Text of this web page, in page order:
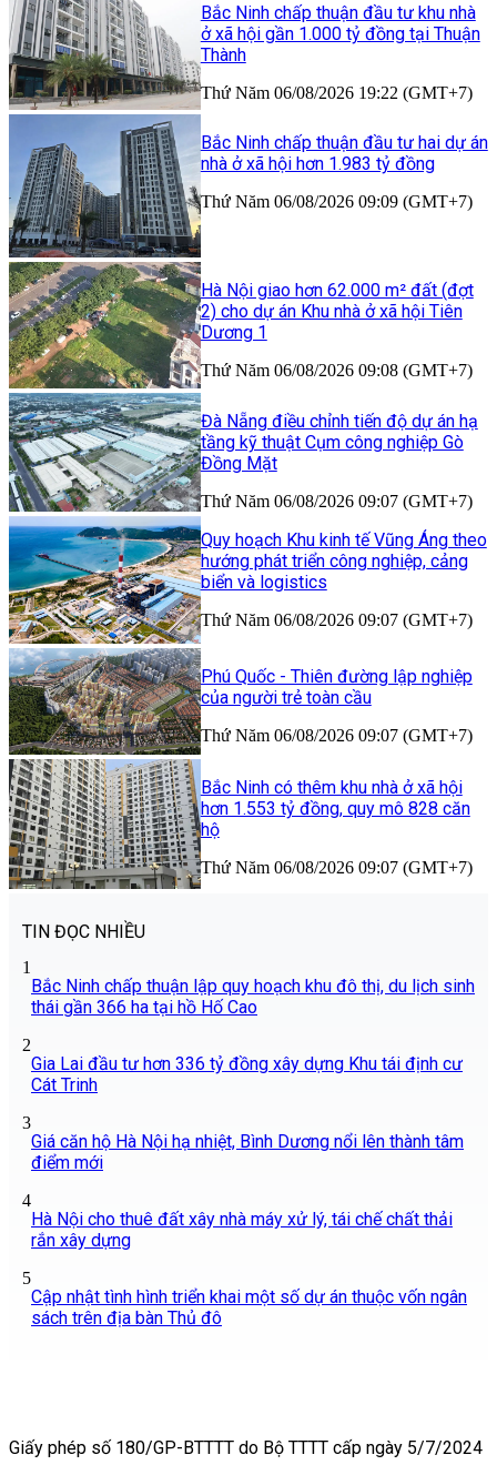
Bắc Ninh chấp thuận đầu tư khu nhà
ở xã hội gần 1.000 tỷ đồng tại Thuận
Thành
Thứ Năm 06/08/2026 19:22 (GMT+7)
Bắc Ninh chấp thuận đầu tư hai dự án
nhà ở xã hội hơn 1.983 tỷ đồng
Thứ Năm 06/08/2026 09:09 (GMT+7)
Hà Nội giao hơn 62.000 m² đất (đợt
2) cho dự án Khu nhà ở xã hội Tiên
Dương 1
Thứ Năm 06/08/2026 09:08 (GMT+7)
Đà Nẵng điều chỉnh tiến độ dự án hạ
tầng kỹ thuật Cụm công nghiệp Gò
Đồng Mặt
Thứ Năm 06/08/2026 09:07 (GMT+7)
Quy hoạch Khu kinh tế Vũng Áng theo
hướng phát triển công nghiệp, cảng
biển và logistics
Thứ Năm 06/08/2026 09:07 (GMT+7)
Phú Quốc - Thiên đường lập nghiệp
của người trẻ toàn cầu
Thứ Năm 06/08/2026 09:07 (GMT+7)
Bắc Ninh có thêm khu nhà ở xã hội
hơn 1.553 tỷ đồng, quy mô 828 căn
hộ
Thứ Năm 06/08/2026 09:07 (GMT+7)
TIN ĐỌC NHIỀU
1
Bắc Ninh chấp thuận lập quy hoạch khu đô thị, du lịch sinh
thái gần 366 ha tại hồ Hố Cao
2
Gia Lai đầu tư hơn 336 tỷ đồng xây dựng Khu tái định cư
Cát Trinh
3
Giá căn hộ Hà Nội hạ nhiệt, Bình Dương nổi lên thành tâm
điểm mới
4
Hà Nội cho thuê đất xây nhà máy xử lý, tái chế chất thải
rắn xây dựng
5
Cập nhật tình hình triển khai một số dự án thuộc vốn ngân
sách trên địa bàn Thủ đô
Giấy phép số 180/GP-BTTTT do Bộ TTTT cấp ngày 5/7/2024